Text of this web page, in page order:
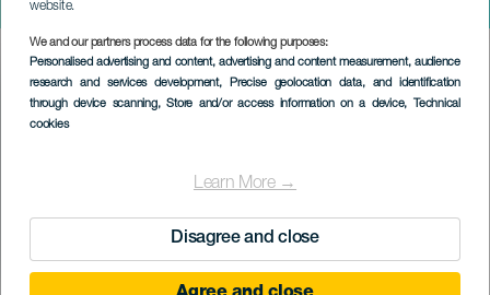
website.
We and our partners process data for the following purposes:
Personalised advertising and content, advertising and content measurement, audience
research and services development, Precise geolocation data, and identification
through device scanning, Store and/or access information on a device, Technical
cookies
Learn More →
Disagree and close
Schuld daran ist Pandora
Imagen
Listado